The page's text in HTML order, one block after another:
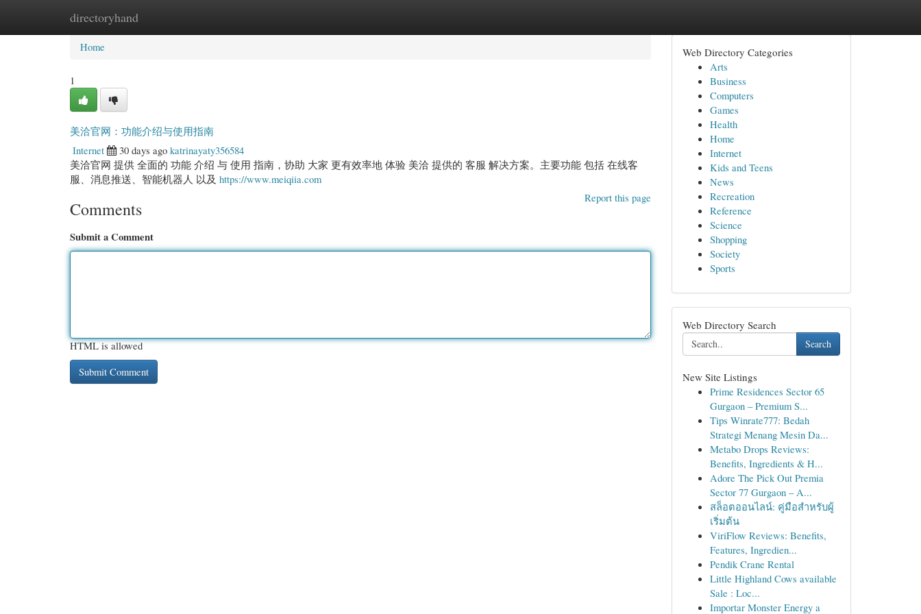
directoryhand
Home New Site Listings
Home
1
美洽官网：功能介绍与使用指南
Internet
30 days ago katrinayaty356584
美洽官网 提供 全面的 功能 介绍 与 使用 指南，协助 大家 更有效率地 体验 美洽 提供的 客服 解决方案。主要功能 包括 在线客
服、消息推送、智能机器人 以及 https://www.meiqiia.com
Report this page
Comments
Submit a Comment
HTML is allowed
Web Directory Categories
Arts
Business
Computers
Games
Health
Home
Internet
Kids and Teens
News
Recreation
Reference
Science
Shopping
Society
Sports
Web Directory Search
Search
New Site Listings
Prime Residences Sector 65
Gurgaon – Premium S...
Tips Winrate777: Bedah
Strategi Menang Mesin Da...
Metabo Drops Reviews:
Benefits, Ingredients & H...
Adore The Pick Out Premia
Sector 77 Gurgaon – A...
สล็อตออนไลน์: คู่มือสำหรับผู้
เริ่มต้น
ViriFlow Reviews: Benefits,
Features, Ingredien...
Pendik Crane Rental
Little Highland Cows available
Sale : Loc...
Importar Monster Energy a